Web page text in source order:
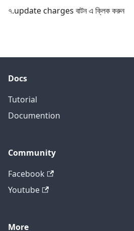
৭.update charges বাটন এ ক্লিক করুন
Docs
Tutorial
Documention
Community
Facebook
Youtube
More